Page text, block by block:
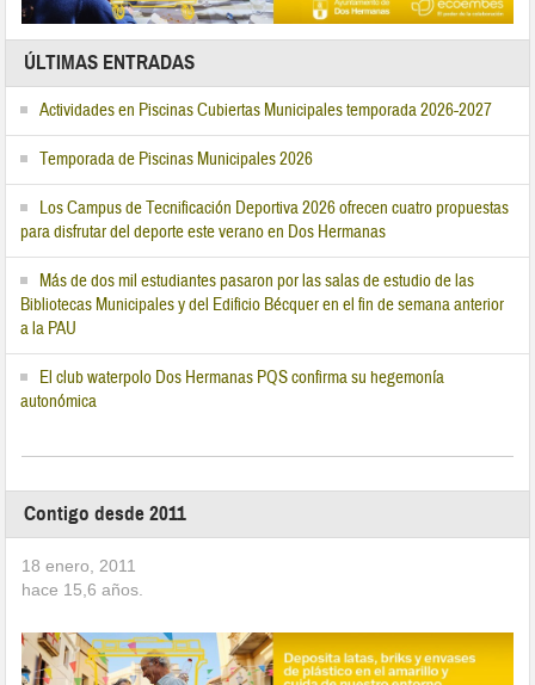
ÚLTIMAS ENTRADAS
Actividades en Piscinas Cubiertas Municipales temporada 2026-2027
Temporada de Piscinas Municipales 2026
Los Campus de Tecnificación Deportiva 2026 ofrecen cuatro propuestas
para disfrutar del deporte este verano en Dos Hermanas
Más de dos mil estudiantes pasaron por las salas de estudio de las
Bibliotecas Municipales y del Edificio Bécquer en el fin de semana anterior
a la PAU
El club waterpolo Dos Hermanas PQS confirma su hegemonía
autonómica
Contigo desde 2011
18 enero, 2011
hace 15,6 años.